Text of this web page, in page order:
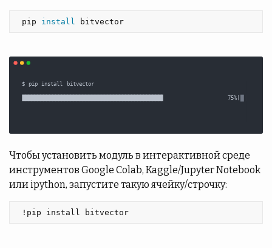
pip install bitvector
Чтобы установить модуль в интерактивной среде
инструментов Google Colab, Kaggle/Jupyter Notebook
или ipython, запустите такую ячейку/строчку:
!pip install bitvector